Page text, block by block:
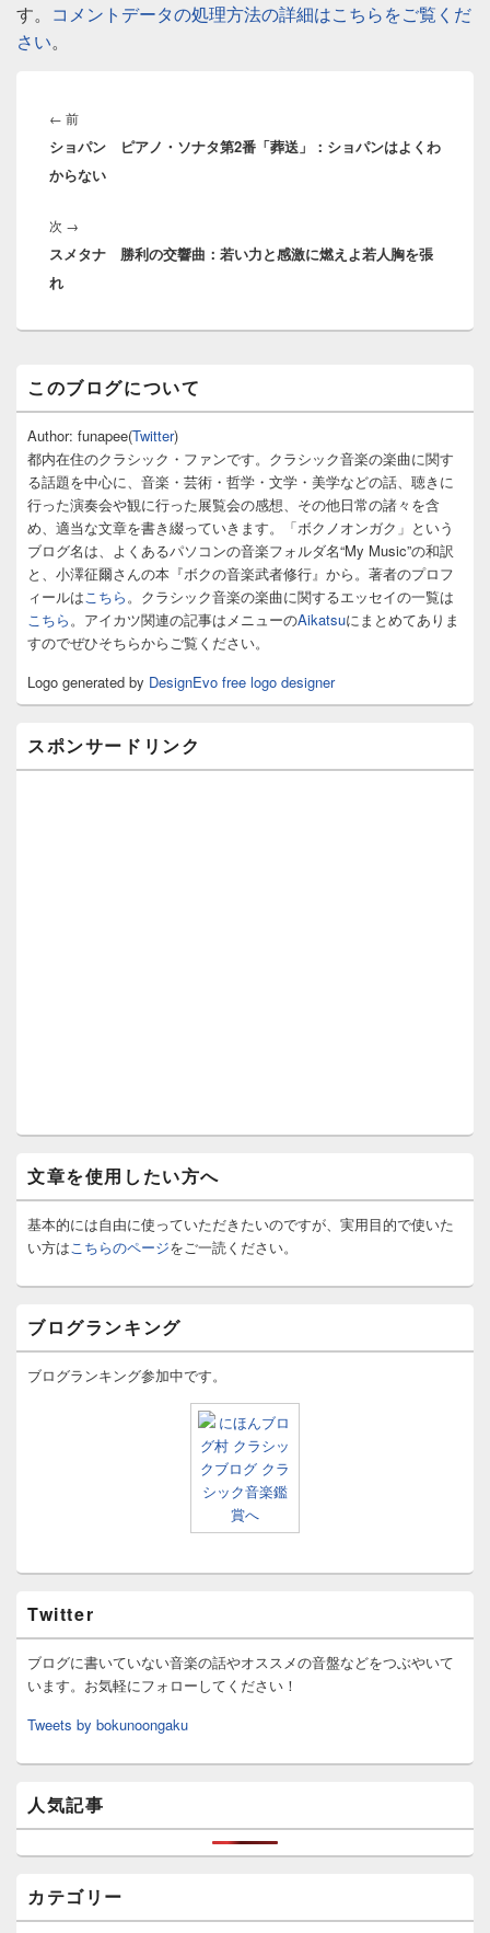
す。 コメントデータの処理方法の詳細はこちらをご覧くだ
さい。
稿
ナ
ビ
ゲ
シ
ョ
ン
← 前前
の
投
ショパン ピアノ・ソナタ第2番「葬送」：ショパンはよくわ
からない
次 →
の
スメタナ 勝利の交響曲：若い力と感激に燃えよ若人胸を張
れ
ン
サ
イ
バ
ー
ウ
ィ
ト
ア
このブログについて
Author: funapee(Twitter)
都内在住のクラシック・ファンです。クラシック音楽の楽曲に関す
る話題を中心に、音楽・芸術・哲学・文学・美学などの話、聴きに
行った演奏会や観に行った展覧会の感想、その他日常の諸々を含
め、適当な文章を書き綴っていきます。「ボクノオンガク」という
ブログ名は、よくあるパソコンの音楽フォルダ名“My Music”の和訳
と、小澤征爾さんの本『ボクの音楽武者修行』から。著者のプロフ
ィールはこちら。クラシック音楽の楽曲に関するエッセイの一覧は
こちら。アイカツ関連の記事はメニューのAikatsuにまとめてありま
すのでぜひそちらからご覧ください。
Logo generated by DesignEvo free logo designer
スポンサードリンク
文章を使用したい方へ
基本的には自由に使っていただきたいのですが、実用目的で使いた
い方はこちらのページをご一読ください。
ブログランキング
ブログランキング参加中です。
Twitter
ブログに書いていない音楽の話やオススメの音盤などをつぶやいて
います。お気軽にフォローしてください！
Tweets by bokunoongaku
人気記事
カテゴリー